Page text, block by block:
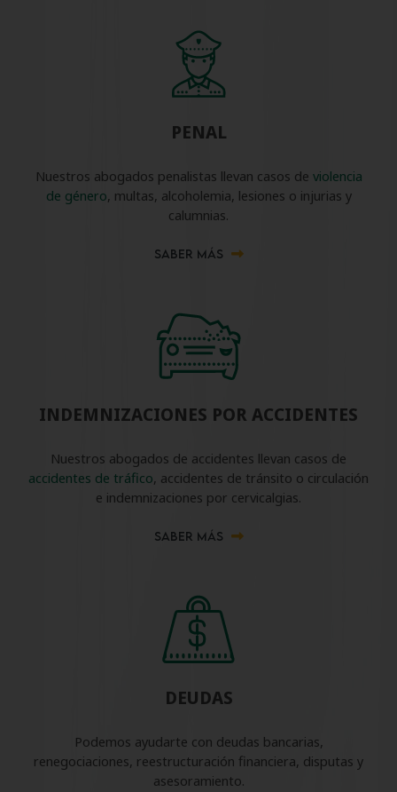
PENAL
Nuestros abogados penalistas llevan casos de violencia
de género, multas, alcoholemia, lesiones o injurias y
calumnias.
SABER MÁS
INDEMNIZACIONES POR ACCIDENTES
Nuestros abogados de accidentes llevan casos de
accidentes de tráfico, accidentes de tránsito o circulación
e indemnizaciones por cervicalgias.
SABER MÁS
DEUDAS
Podemos ayudarte con deudas bancarias,
renegociaciones, reestructuración financiera, disputas y
asesoramiento.